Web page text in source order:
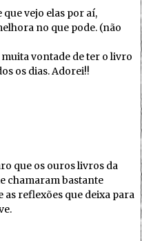
vejo elas por aí,
no que pode. (não
vontade de ter o livro
os dias. Adorei!!
que os ouros livros da
chamaram bastante
reflexões que deixa para